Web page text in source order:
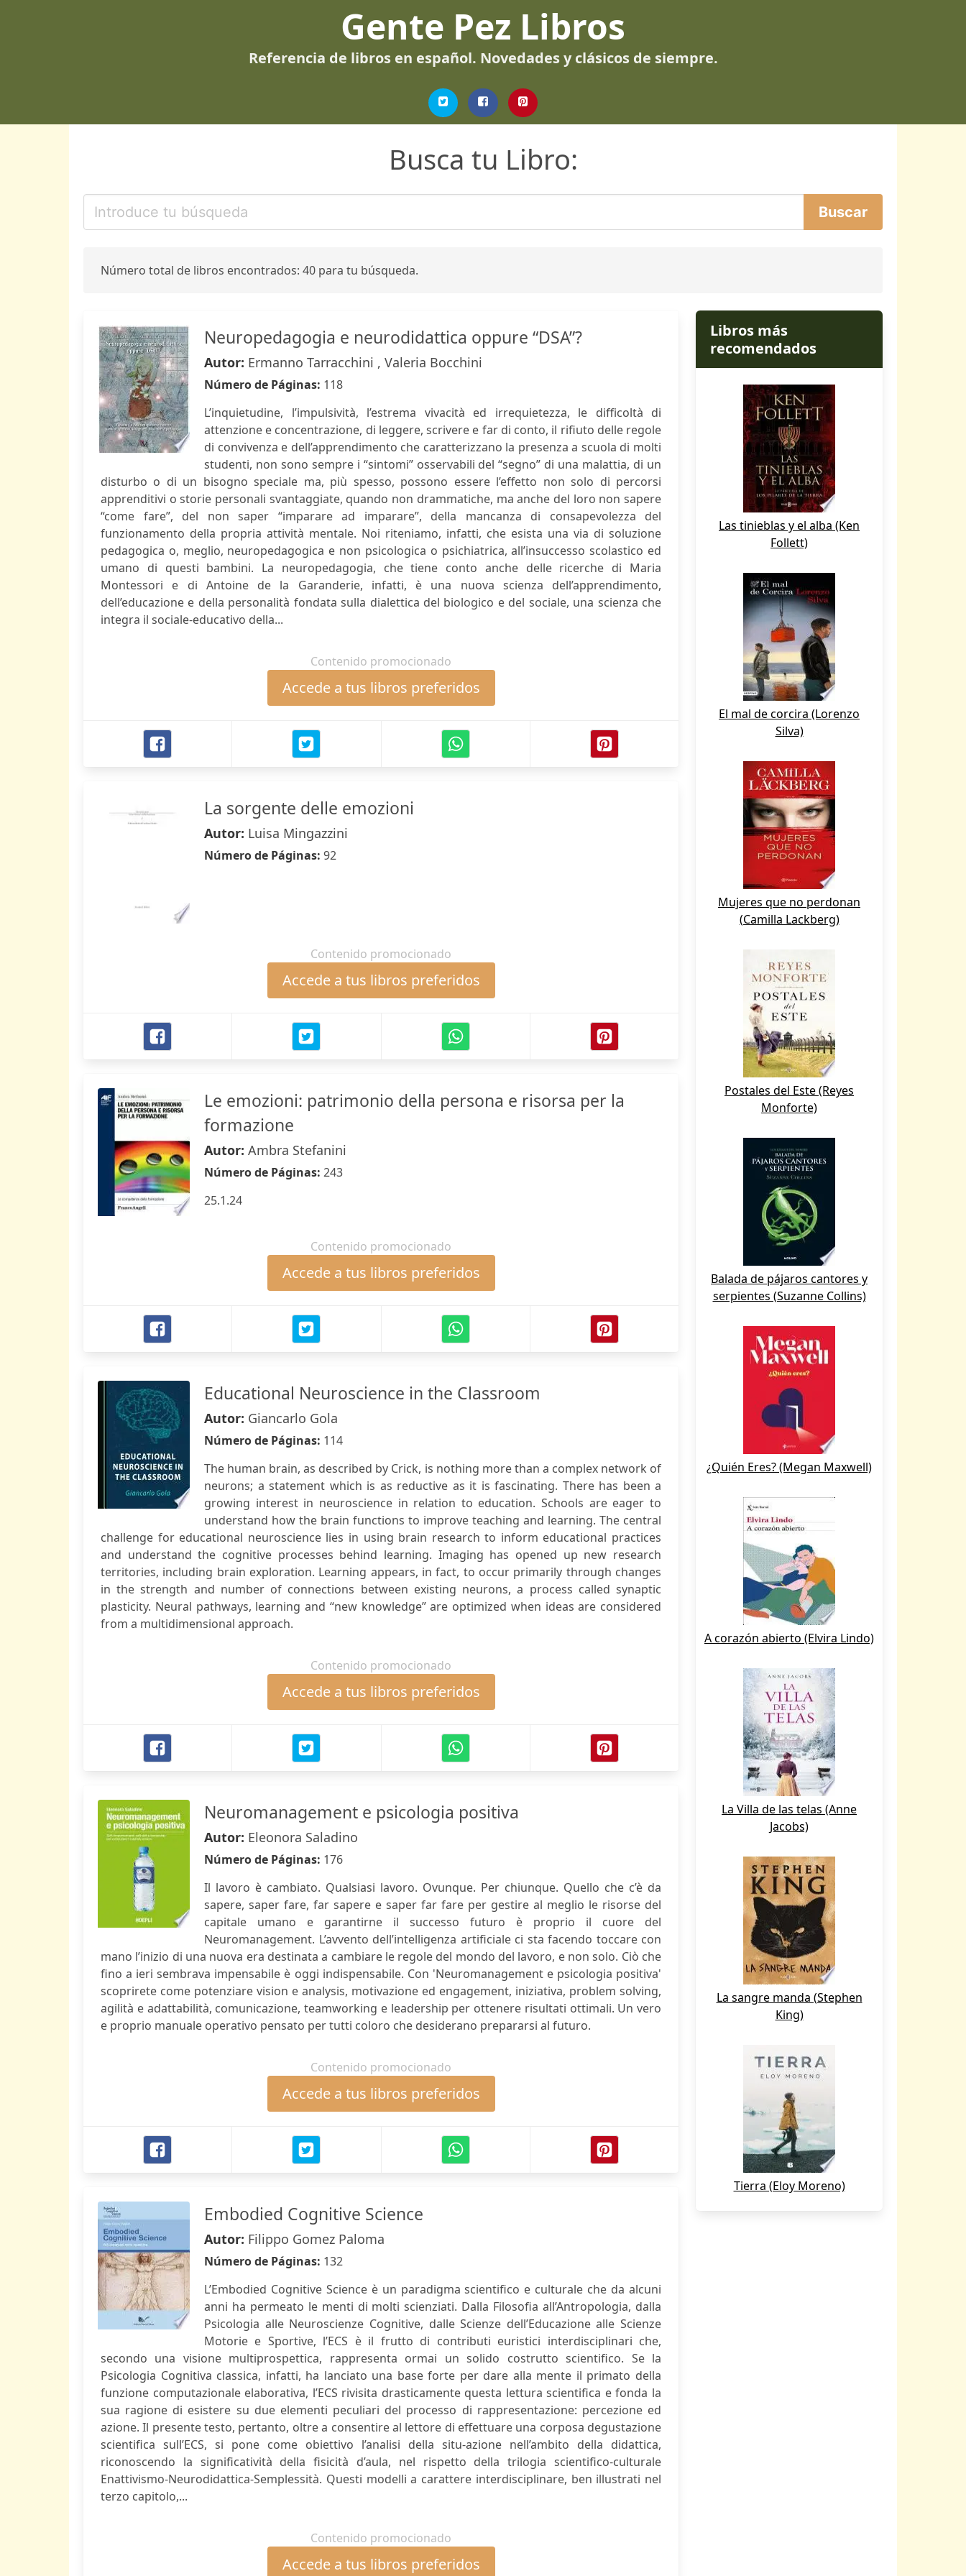
Gente Pez Libros
Referencia de libros en español. Novedades y clásicos de siempre.
Busca tu Libro:
Número total de libros encontrados: 40 para tu búsqueda.
Neuropedagogia e neurodidattica oppure “DSA”?
Autor: Ermanno Tarracchini , Valeria Bocchini
Número de Páginas: 118
L’inquietudine, l’impulsività, l’estrema vivacità ed irrequietezza, le difficoltà di
attenzione e concentrazione, di leggere, scrivere e far di conto, il rifiuto delle regole
di convivenza e dell’apprendimento che caratterizzano la presenza a scuola di molti
studenti, non sono sempre i “sintomi” osservabili del “segno” di una malattia, di un
disturbo o di un bisogno speciale ma, più spesso, possono essere l’effetto non solo di percorsi
apprenditivi o storie personali svantaggiate, quando non drammatiche, ma anche del loro non sapere
“come fare”, del non saper “imparare ad imparare”, della mancanza di consapevolezza del
funzionamento della propria attività mentale. Noi riteniamo, infatti, che esista una via di soluzione
pedagogica o, meglio, neuropedagogica e non psicologica o psichiatrica, all’insuccesso scolastico ed
umano di questi bambini. La neuropedagogia, che tiene conto anche delle ricerche di Maria
Montessori e di Antoine de la Garanderie, infatti, è una nuova scienza dell’apprendimento,
dell’educazione e della personalità fondata sulla dialettica del biologico e del sociale, una scienza che
integra il sociale-educativo della...
Contenido promocionado
Accede a tus libros preferidos
La sorgente delle emozioni
Autor: Luisa Mingazzini
Número de Páginas: 92
Contenido promocionado
Accede a tus libros preferidos
Le emozioni: patrimonio della persona e risorsa per la
formazione
Autor: Ambra Stefanini
Número de Páginas: 243
25.1.24
Contenido promocionado
Accede a tus libros preferidos
Educational Neuroscience in the Classroom
Autor: Giancarlo Gola
Número de Páginas: 114
The human brain, as described by Crick, is nothing more than a complex network of
neurons; a statement which is as reductive as it is fascinating. There has been a
growing interest in neuroscience in relation to education. Schools are eager to
understand how the brain functions to improve teaching and learning. The central
challenge for educational neuroscience lies in using brain research to inform educational practices
and understand the cognitive processes behind learning. Imaging has opened up new research
territories, including brain exploration. Learning appears, in fact, to occur primarily through changes
in the strength and number of connections between existing neurons, a process called synaptic
plasticity. Neural pathways, learning and “new knowledge” are optimized when ideas are considered
from a multidimensional approach.
Contenido promocionado
Accede a tus libros preferidos
Neuromanagement e psicologia positiva
Autor: Eleonora Saladino
Número de Páginas: 176
Il lavoro è cambiato. Qualsiasi lavoro. Ovunque. Per chiunque. Quello che c’è da
sapere, saper fare, far sapere e saper far fare per gestire al meglio le risorse del
capitale umano e garantirne il successo futuro è proprio il cuore del
Neuromanagement. L’avvento dell’intelligenza artificiale ci sta facendo toccare con
mano l’inizio di una nuova era destinata a cambiare le regole del mondo del lavoro, e non solo. Ciò che
fino a ieri sembrava impensabile è oggi indispensabile. Con 'Neuromanagement e psicologia positiva'
scoprirete come potenziare vision e analysis, motivazione ed engagement, iniziativa, problem solving,
agilità e adattabilità, comunicazione, teamworking e leadership per ottenere risultati ottimali. Un vero
e proprio manuale operativo pensato per tutti coloro che desiderano prepararsi al futuro.
Contenido promocionado
Accede a tus libros preferidos
Embodied Cognitive Science
Autor: Filippo Gomez Paloma
Número de Páginas: 132
L’Embodied Cognitive Science è un paradigma scientifico e culturale che da alcuni
anni ha permeato le menti di molti scienziati. Dalla Filosofia all’Antropologia, dalla
Psicologia alle Neuroscienze Cognitive, dalle Scienze dell’Educazione alle Scienze
Motorie e Sportive, l’ECS è il frutto di contributi euristici interdisciplinari che,
secondo una visione multiprospettica, rappresenta ormai un solido costrutto scientifico. Se la
Psicologia Cognitiva classica, infatti, ha lanciato una base forte per dare alla mente il primato della
funzione computazionale elaborativa, l’ECS rivisita drasticamente questa lettura scientifica e fonda la
sua ragione di esistere su due elementi peculiari del processo di rappresentazione: percezione ed
azione. Il presente testo, pertanto, oltre a consentire al lettore di effettuare una corposa degustazione
scientifica sull’ECS, si pone come obiettivo l’analisi della situ-azione nell’ambito della didattica,
riconoscendo la significatività della fisicità d’aula, nel rispetto della trilogia scientifico-culturale
Enattivismo-Neurodidattica-Semplessità. Questi modelli a carattere interdisciplinare, ben illustrati nel
terzo capitolo,...
Contenido promocionado
Accede a tus libros preferidos
Libros más
recomendados
Las tinieblas y el alba (Ken
Follett)
El mal de corcira (Lorenzo
Silva)
Mujeres que no perdonan
(Camilla Lackberg)
Postales del Este (Reyes
Monforte)
Balada de pájaros cantores y
serpientes (Suzanne Collins)
¿Quién Eres? (Megan Maxwell)
A corazón abierto (Elvira Lindo)
La Villa de las telas (Anne
Jacobs)
La sangre manda (Stephen
King)
Tierra (Eloy Moreno)